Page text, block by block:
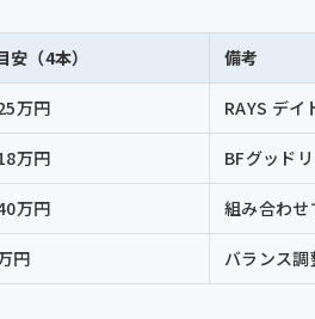
安（4本） 備考
万円 RAYS デイ
万円 BFグッド
万円 組み合わせ
円 バランス調